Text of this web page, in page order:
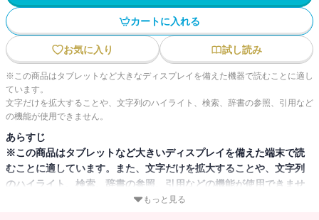
カートに入れる
お気に入り 試し読み
※この商品はタブレットなど大きなディスプレイを備えた機器で読むことに適し
ています。
文字だけを拡大することや、文字列のハイライト、検索、辞書の参照、引用など
の機能が使用できません。
あらすじ
※この商品はタブレットなど大きいディスプレイを備えた端末で読
むことに適しています。また、文字だけを拡大することや、文字列
のハイライト、検索、辞書の参照、引用などの機能が使用できませ
もっと見る